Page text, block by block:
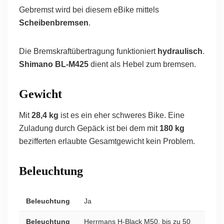
Gebremst wird bei diesem eBike mittels
Scheibenbremsen.
Die Bremskraftübertragung funktioniert hydraulisch.
Shimano BL-M425dient als Hebel zum bremsen.
Gewicht
Mit28,4 kg ist es ein eher schweres Bike. Eine
Zuladung durch Gepäck ist bei dem mit 180 kg
bezifferten erlaubte Gesamtgewicht kein Problem.
Beleuchtung
Beleuchtung Ja
Beleuchtung Herrmans H-Black M50, bis zu 50